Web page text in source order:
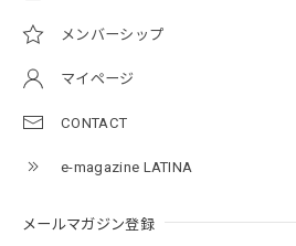
メンバーシップ
マイページ
CONTACT
e-magazine LATINA
メールマガジン登録